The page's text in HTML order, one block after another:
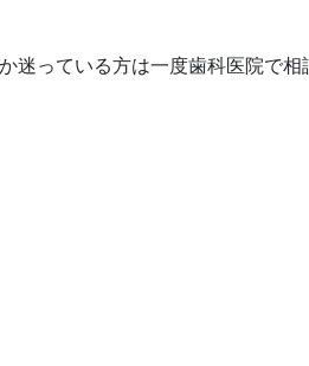
迷っている方は一度歯科医院で相